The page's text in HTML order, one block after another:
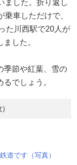
ました。折り返し
車しただけで、
た川西駅で20人が
した。
季節や紅葉、雪の
でしょう。
道です（写真）